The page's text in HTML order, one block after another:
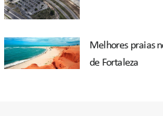
Melhores praias
de Fortaleza